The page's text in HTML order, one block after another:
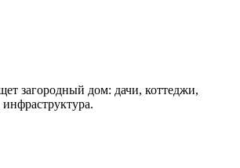
загородный дом: дачи, коттеджи,